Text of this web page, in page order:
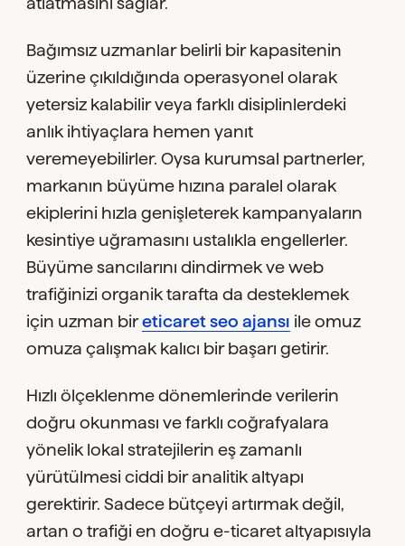
Bağımsız uzmanlar belirli bir kapasitenin
üzerine çıkıldığında operasyonel olarak
yetersiz kalabilir veya farklı disiplinlerdeki
anlık ihtiyaçlara hemen yanıt
veremeyebilirler. Oysa kurumsal partnerler,
markanın büyüme hızına paralel olarak
ekiplerini hızla genişleterek kampanyaların
kesintiye uğramasını ustalıkla engellerler.
Büyüme sancılarını dindirmek ve web
trafiğinizi organik tarafta da desteklemek
için uzman bireticaret seo ajansı ile omuz
omuza çalışmak kalıcı bir başarı getirir.
Hızlı ölçeklenme dönemlerinde verilerin
doğru okunması ve farklı coğrafyalara
yönelik lokal stratejilerin eş zamanlı
yürütülmesi ciddi bir analitik altyapı
gerektirir. Sadece bütçeyi artırmak değil,
artan o trafiği en doğru e-ticaret altyapısıyla